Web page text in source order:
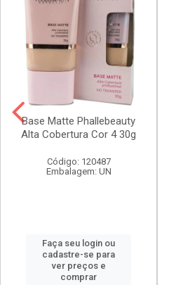
Base Matte Phallebeauty
Alta Cobertura Cor 4 30g
Código: 120487
Embalagem: UN
Faça seu login ou
cadastre-se para
ver preços e
comprar